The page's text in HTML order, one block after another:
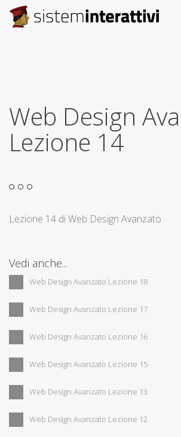
Web Design
Lezione 14
Lezione 14 di Web Design Avanzato
Vedi anche...
Web Design Avanzato Lezione 18
Web Design Avanzato Lezione 17
Web Design Avanzato Lezione 16
Web Design Avanzato Lezione 15
Web Design Avanzato Lezione 13
Web Design Avanzato Lezione 12